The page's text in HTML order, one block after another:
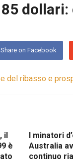
Share on Facebook
del ribasso e
il
è
I minatori
Australia
continuo